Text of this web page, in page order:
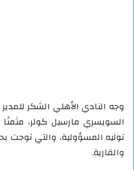
وجه النادي الأهلي الشكر
السويسري مارسيل كولر،
توليه المسؤولية، والتي توجت
والقارية.